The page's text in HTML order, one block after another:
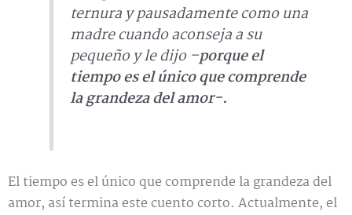
ternura y pausadamente como una
madre cuando aconseja a su
pequeño y le dijo –porque el
tiempo es el único que comprende
la grandeza del amor-.
El tiempo es el único que comprende la grandeza del
amor, así termina este cuento corto. Actualmente, el